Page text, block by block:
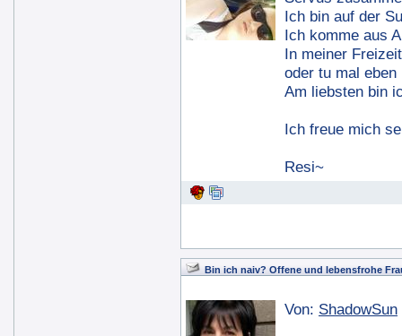
Ich bin auf der
Ich komme aus
In meiner
oder tu mal eben
Am liebsten bin
Ich freue mich
Resi~
Bin ich naiv? Offene und lebensfrohe
Von: ShadowSun